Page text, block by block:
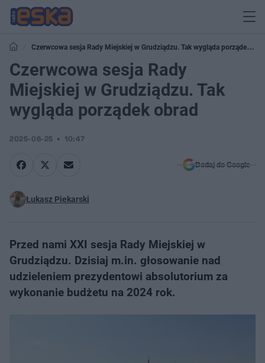
Czerwcowa sesja Rady Miejskiej w Grudziądzu. Tak wygląda porządek
obrad
Czerwcowa sesja Rady
Miejskiej w Grudziądzu. Tak
wygląda porządek obrad
2025-06-25 10:47
Dodaj do Google
Łukasz Piekarski
Przed nami XXI sesja Rady Miejskiej w
Grudziądzu. Dzisiaj m.in. głosowanie nad
udzieleniem prezydentowi absolutorium za
wykonanie budżetu na 2024 rok.